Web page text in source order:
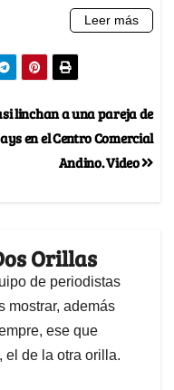
linchan a una pareja de
en el Centro Comercial
Andino. Video
Orillas
de periodistas
mostrar, además
ese que
el de la otra orilla.